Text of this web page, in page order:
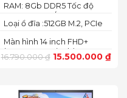
16.790.000₫ 15.500.000 ₫
Màn hình 14 inch FHD+
(1920 x 1200 pixels)
Loại ổ đĩa :512GB M.2, PCIe
RAM: 8Gb DDR5 Tốc độ
BUS :5200MT/s